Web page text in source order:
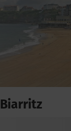
Biarritz